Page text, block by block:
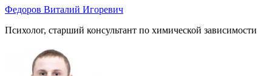
Федоров Виталий Игоревич
Психолог, старший консультант по химической зависимости